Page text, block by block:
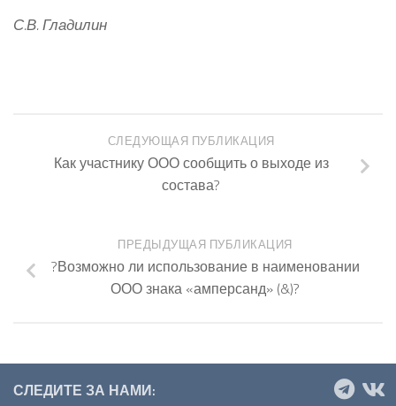
С.В. Гладилин
СЛЕДУЮЩАЯ ПУБЛИКАЦИЯ
Как участнику ООО сообщить о выходе из
состава?
ПРЕДЫДУЩАЯ ПУБЛИКАЦИЯ
?Возможно ли использование в наименовании
ООО знака «амперсанд» (&)?
СЛЕДИТЕ ЗА НАМИ: